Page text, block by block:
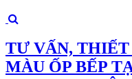
TƯ VẤN,
MÀU ỐP BẾP